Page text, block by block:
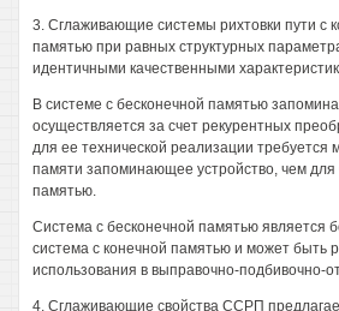
3. Сглаживающие системы рихтовки пути с
памятью при равных структурных
идентичными качественными
В системе с бесконечной памятью
осуществляется за счет рекурентных
для ее технической реализации
памяти запоминающее устройство, чем
памятью.
Система с бесконечной памятью является
система с конечной памятью и может быть
использования в выправочно-подбивочно-
4. Сглаживающие свойства ССРП